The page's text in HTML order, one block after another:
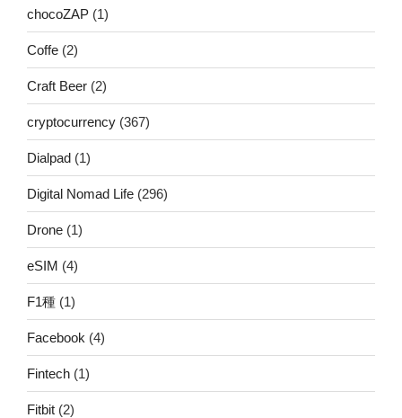
chocoZAP (1)
Coffe (2)
Craft Beer (2)
cryptocurrency (367)
Dialpad (1)
Digital Nomad Life (296)
Drone (1)
eSIM (4)
F1種 (1)
Facebook (4)
Fintech (1)
Fitbit (2)